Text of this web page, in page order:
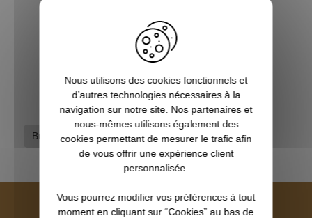
Bretelle carabine néoprène vert BERETTA
Bretelles Equipement du chasseur
NEWSLETTER
Nous utilisons des cookies fonctionnels et
d’autres technologies nécessaires à la
navigation sur notre site. Nos partenaires et
nous-mêmes utilisons également des
cookies permettant de mesurer le trafic afin
de vous offrir une expérience client
personnalisée.
Vous pourrez modifier vos préférences à tout
moment en cliquant sur “Cookies” au bas de